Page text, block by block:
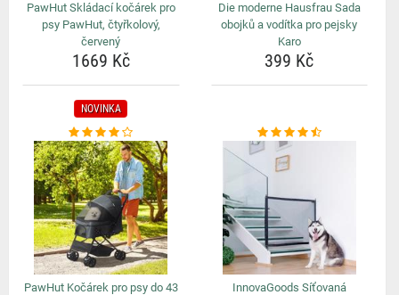
PawHut Skládací kočárek pro
psy PawHut, čtyřkolový,
červený
1669 Kč
Die moderne Hausfrau Sada
obojků a vodítka pro pejsky
Karo
399 Kč
NOVINKA
PawHut Kočárek pro psy do 43
InnovaGoods Síťovaná